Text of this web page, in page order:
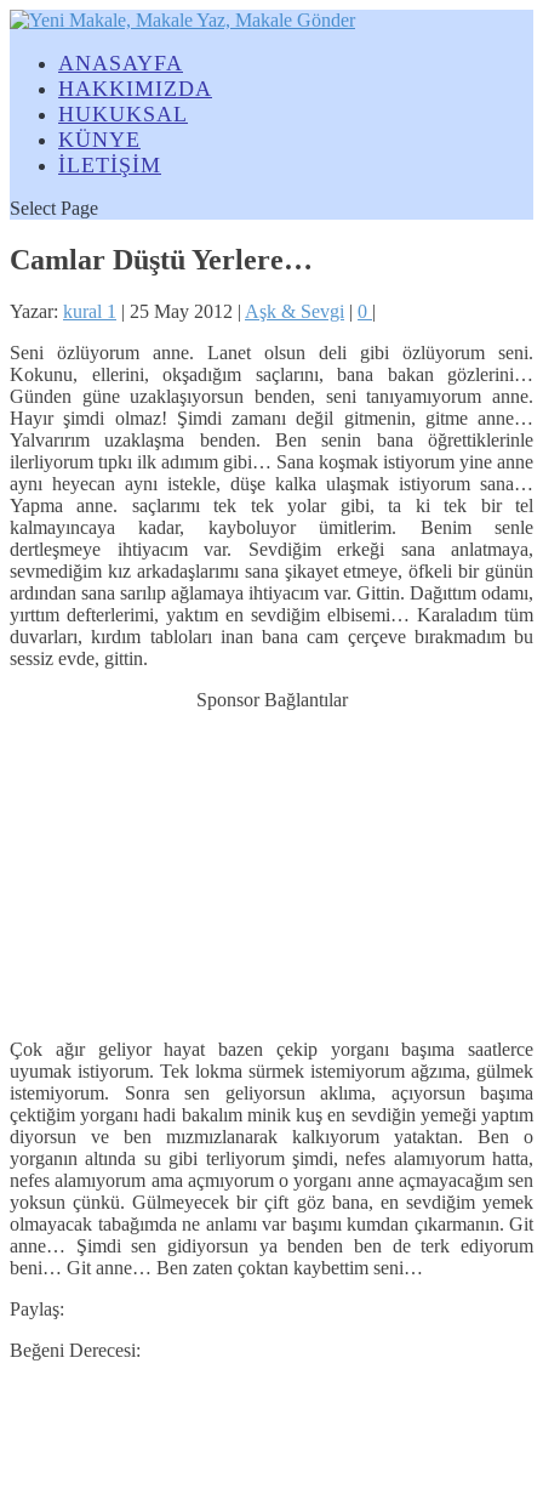
ANASAYFA
HAKKIMIZDA
HUKUKSAL
KÜNYE
İLETİŞİM
Select Page
Camlar Düştü Yerlere…
Yazar: kural 1 | 25 May 2012 | Aşk & Sevgi | 0 |
Seni özlüyorum anne. Lanet olsun deli gibi özlüyorum seni.
Kokunu, ellerini, okşadığım saçlarını, bana bakan gözlerini…
Günden güne uzaklaşıyorsun benden, seni tanıyamıyorum anne.
Hayır şimdi olmaz! Şimdi zamanı değil gitmenin, gitme anne…
Yalvarırım uzaklaşma benden. Ben senin bana öğrettiklerinle
ilerliyorum tıpkı ilk adımım gibi… Sana koşmak istiyorum yine anne
aynı heyecan aynı istekle, düşe kalka ulaşmak istiyorum sana…
Yapma anne. saçlarımı tek tek yolar gibi, ta ki tek bir tel
kalmayıncaya kadar, kayboluyor ümitlerim. Benim senle
dertleşmeye ihtiyacım var. Sevdiğim erkeği sana anlatmaya,
sevmediğim kız arkadaşlarımı sana şikayet etmeye, öfkeli bir günün
ardından sana sarılıp ağlamaya ihtiyacım var. Gittin. Dağıttım odamı,
yırttım defterlerimi, yaktım en sevdiğim elbisemi… Karaladım tüm
duvarları, kırdım tabloları inan bana cam çerçeve bırakmadım bu
sessiz evde, gittin.
Sponsor Bağlantılar
Çok ağır geliyor hayat bazen çekip yorganı başıma saatlerce
uyumak istiyorum. Tek lokma sürmek istemiyorum ağzıma, gülmek
istemiyorum. Sonra sen geliyorsun aklıma, açıyorsun başıma
çektiğim yorganı hadi bakalım minik kuş en sevdiğin yemeği yaptım
diyorsun ve ben mızmızlanarak kalkıyorum yataktan. Ben o
yorganın altında su gibi terliyorum şimdi, nefes alamıyorum hatta,
nefes alamıyorum ama açmıyorum o yorganı anne açmayacağım sen
yoksun çünkü. Gülmeyecek bir çift göz bana, en sevdiğim yemek
olmayacak tabağımda ne anlamı var başımı kumdan çıkarmanın. Git
anne… Şimdi sen gidiyorsun ya benden ben de terk ediyorum
beni… Git anne… Ben zaten çoktan kaybettim seni…
Paylaş:
Beğeni Derecesi: